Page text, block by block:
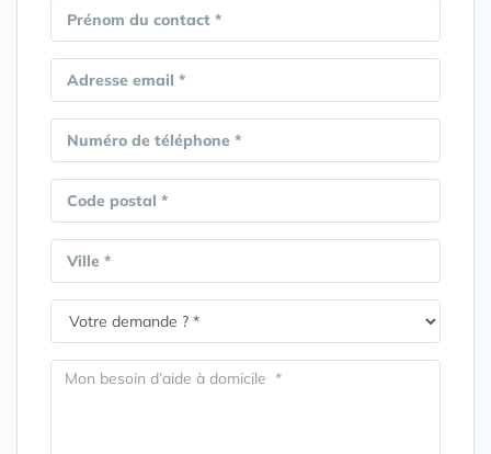
Prénom du contact *
Adresse email *
Numéro de téléphone *
Code postal *
Ville *